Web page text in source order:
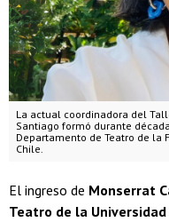
La actual coordinadora del
Santiago formó durante
Departamento de Teatro de la
Chile.
El ingreso de Monserrat
Teatro de la Universidad